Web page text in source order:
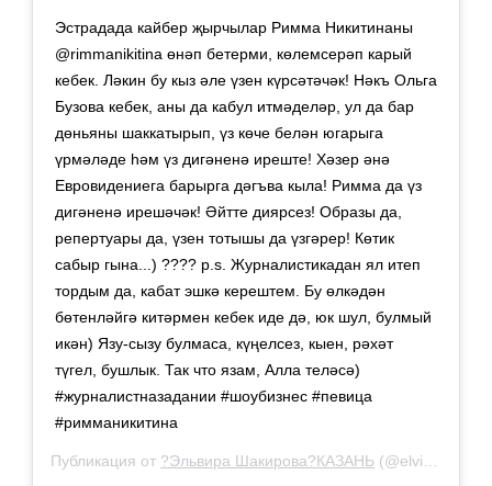
Эстрадада кайбер җырчылар Римма Никитинаны
@rimmanikitina өнәп бетерми, көлемсерәп карый
кебек. Ләкин бу кыз әле үзен күрсәтәчәк! Нәкъ Ольга
Бузова кебек, аны да кабул итмәделәр, ул да бар
дөньяны шаккатырып, үз көче белән югарыга
үрмәләде һәм үз дигәненә иреште! Хәзер әнә
Евровидениега барырга дәгъва кыла! Римма да үз
дигәненә ирешәчәк! Әйтте диярсез! Образы да,
репертуары да, үзен тотышы да үзгәрер! Көтик
сабыр гына...) ???? p.s. Журналистикадан ял итеп
тордым да, кабат эшкә керештем. Бу өлкәдән
бөтенләйгә китәрмен кебек иде дә, юк шул, булмый
икән) Язу-сызу булмаса, күңелсез, кыен, рәхәт
түгел, бушлык. Так что язам, Алла теләсә)
#журналистназадании #шоубизнес #певица
#римманикитина
Публикация от ?Эльвира Шакирова?КАЗАНЬ (@elvirashakirova_official)